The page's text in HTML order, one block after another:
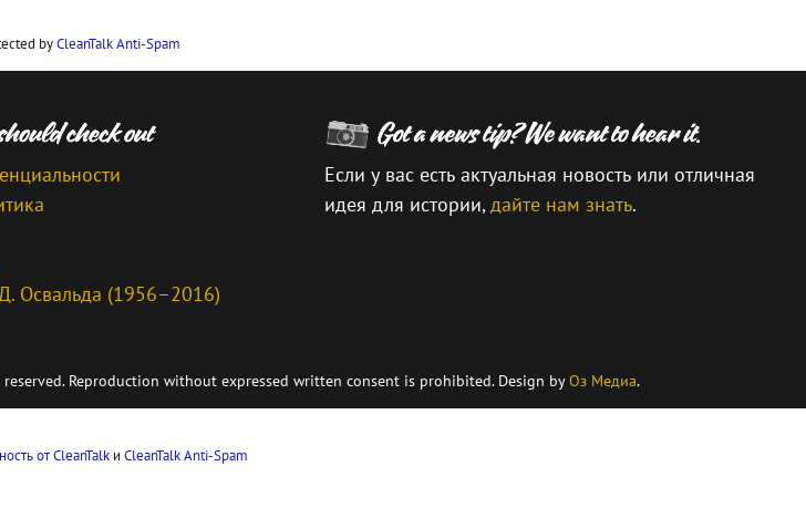
byCleanTalk Anti-Spam
Освальда (1956–2016)
Если у вас есть актуальная новость или отличная
идея для истории,дайте нам знать.
Reproduction without expressed written consent is prohibited. Design byОз Медиа.
от CleanTalkи CleanTalk Anti-Spam